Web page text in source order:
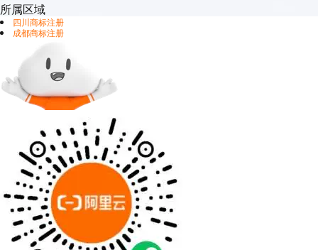
所属区域
四川商标注册
成都商标注册